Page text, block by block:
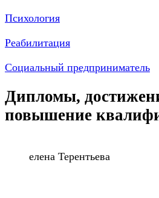
Психология
Реабилитация
Социальный предприниматель
Дипломы,
повышение
елена Терентьева